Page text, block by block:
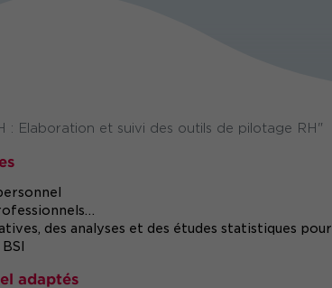
Elaboration et suivi des outils de pilotage RH"
des analyses et des études statistiques pour
adaptés